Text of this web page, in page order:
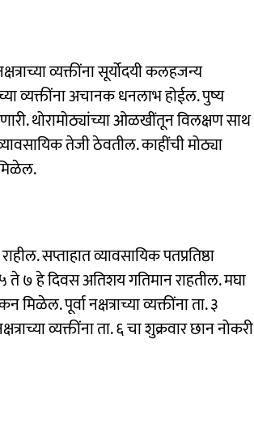
व्यक्तींना सूर्योदयी कलहजन्य
व्यक्तींना अचानक धनलाभ होईल. पुष्य
देणारी. थोरामोठ्यांच्या ओळखींतून विलक्षण साथ
तेजी ठेवतील. काहींची मोठ्या
सप्ताहात व्यावसायिक पतप्रतिष्ठा
ते ७ हे दिवस अतिशय गतिमान राहतील. मघा
मिळेल. पूर्वा नक्षत्राच्या व्यक्तींना ता. ३
व्यक्तींना ता. ६ चा शुक्रवार छान नोकरी